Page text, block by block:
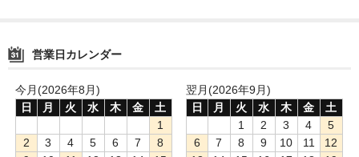
CFast
Ethernet
営業日カレンダー
今月(2026年8月)
日
月 火 水 木 金
土
1
2
3 4 5 6 7
8
翌月(2026年9月)
日
月 火 水 木 金
土
1
2 3 4
5
6
7 8 9 10 11
12